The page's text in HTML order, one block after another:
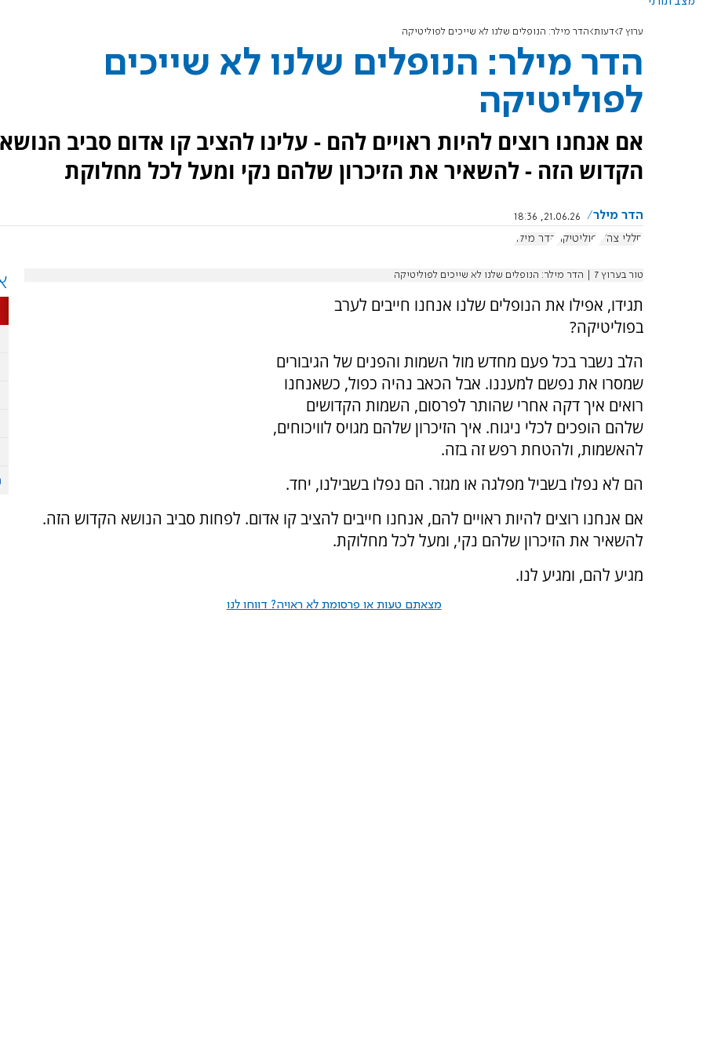
ערוץ 7 דעות הדר מילר: הנופלים שלנו לא שייכים לפוליטיקה
הדר מילר: הנופלים שלנו לא שייכים
לפוליטיקה
אם אנחנו רוצים להיות ראויים להם - עלינו להציב קו אדום סביב הנושא
הקדוש הזה - להשאיר את הזיכרון שלהם נקי ומעל לכל מחלוקת
הדר מילר
21.06.26, 18:36
חללי צה"ל
פוליטיקה הדר מילר
טור בערוץ 7 | הדר מילר: הנופלים שלנו לא שייכים לפוליטיקה
תגידו, אפילו את הנופלים שלנו אנחנו חייבים לערב
בפוליטיקה?
הלב נשבר בכל פעם מחדש מול השמות והפנים של הגיבורים
שמסרו את נפשם למעננו. אבל הכאב נהיה כפול, כשאנחנו
רואים איך דקה אחרי שהותר לפרסום, השמות הקדושים
שלהם הופכים לכלי ניגוח. איך הזיכרון שלהם מגויס לוויכוחים,
להאשמות, ולהטחת רפש זה בזה.
הם לא נפלו בשביל מפלגה או מגזר. הם נפלו בשבילנו, יחד.
אם אנחנו רוצים להיות ראויים להם, אנחנו חייבים להציב קו אדום. לפחות סביב הנושא הקדוש הזה.
להשאיר את הזיכרון שלהם נקי, ומעל לכל מחלוקת.
מגיע להם, ומגיע לנו.
מצאתם טעות או פרסומת לא ראויה? דווחו לנו